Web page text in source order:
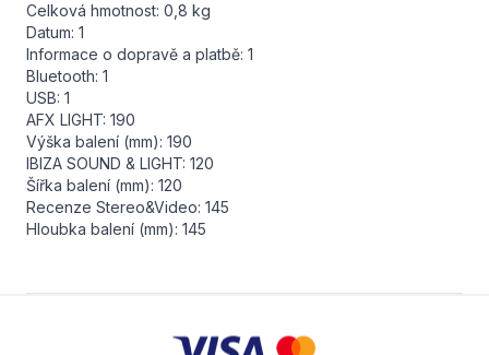
Celková hmotnost: 0,8 kg
Datum: 1
Informace o dopravě a platbě: 1
Bluetooth: 1
USB: 1
AFX LIGHT: 190
Výška balení (mm): 190
IBIZA SOUND & LIGHT: 120
Šířka balení (mm): 120
Recenze Stereo&Video: 145
Hloubka balení (mm): 145